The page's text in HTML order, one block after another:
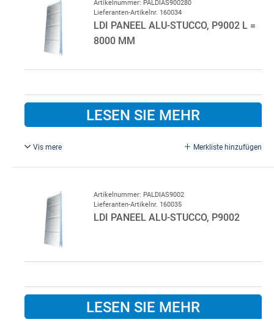
Artikelnummer: PALDIAS900280
Lieferanten-Artikelnr. 160034
LDI PANEEL ALU-STUCCO, P9002 L =
8000 MM
LESEN SIE MEHR
Vis mere Merkliste hinzufügen
Alu P9002 grauweiß, L = 8000 mm. 600 x 46 x 8000 mm
Artikelnummer: PALDIAS9002
Lieferanten-Artikelnr. 160035
LDI PANEEL ALU-STUCCO, P9002
LESEN SIE MEHR